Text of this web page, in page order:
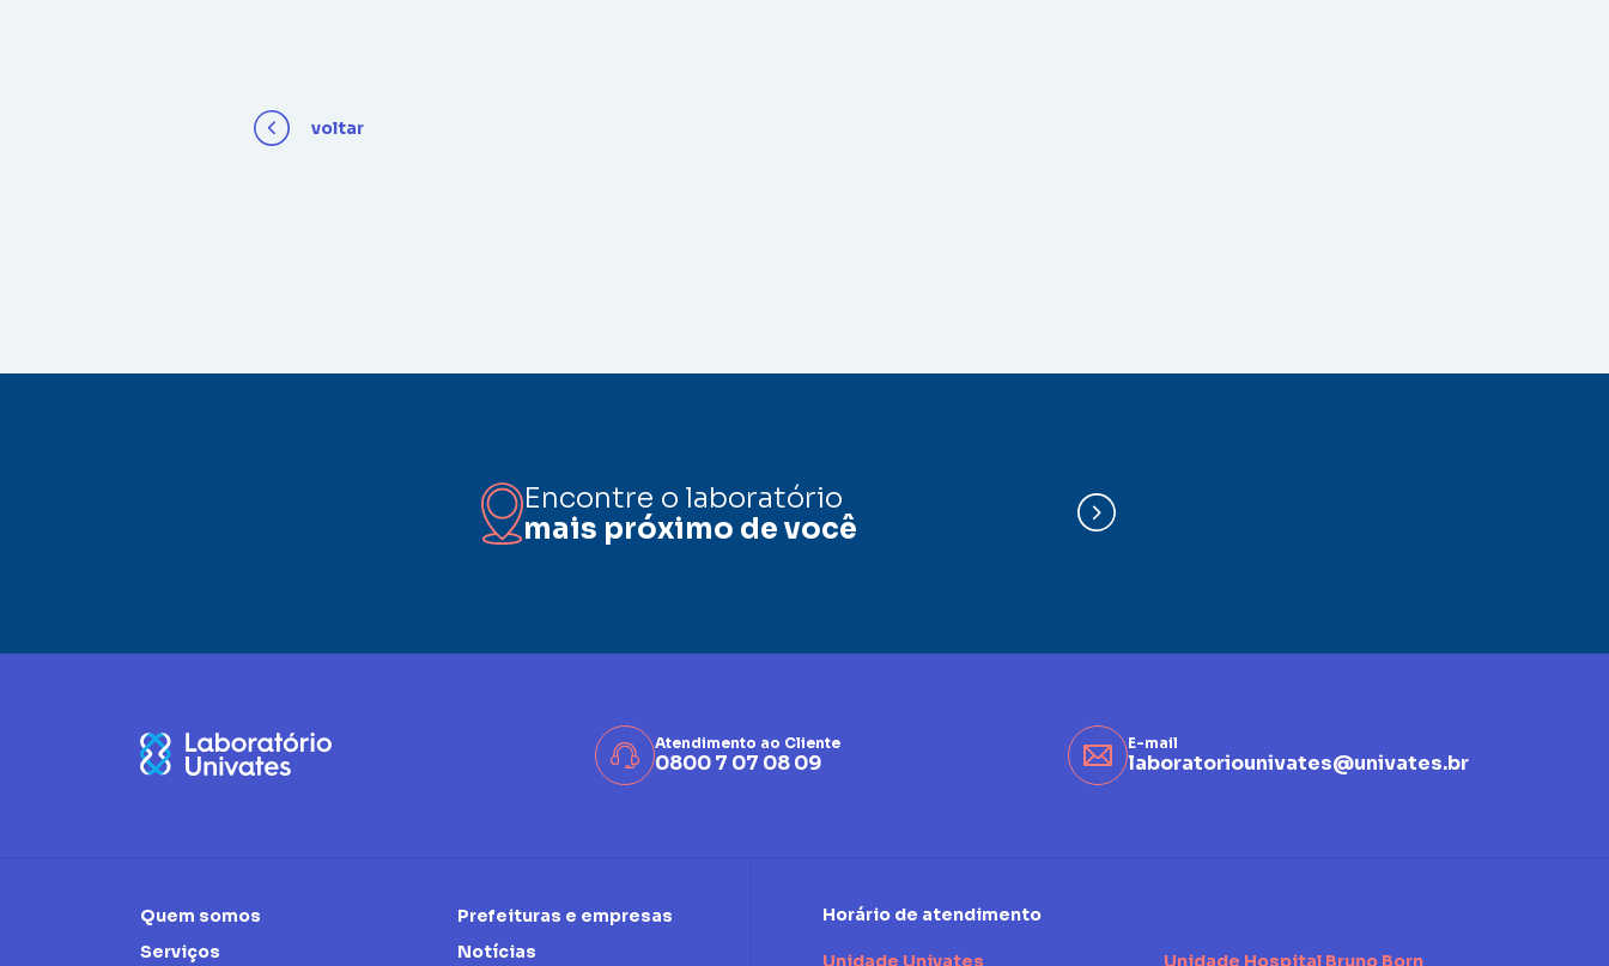
voltar
Encontre o laboratório
mais próximo de você
Atendimento ao Cliente
0800 7 07 08 09
E-mail
laboratoriounivates@univates.br
Quem somos
Serviços
Prefeituras e empresas
Notícias
Horário de atendimento
Unidade Univates Unidade Hospital Bruno Born